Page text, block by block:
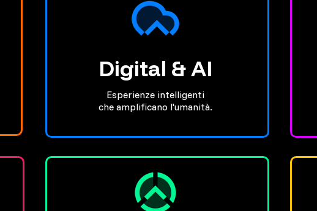
Esperienze intelligenti
che amplificano l'umanità.
Digital & AI